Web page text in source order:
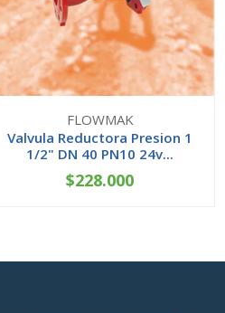
FLOWMAK
Valvula Reductora Presion 1
1/2" DN 40 PN10 24v...
+
$228.000